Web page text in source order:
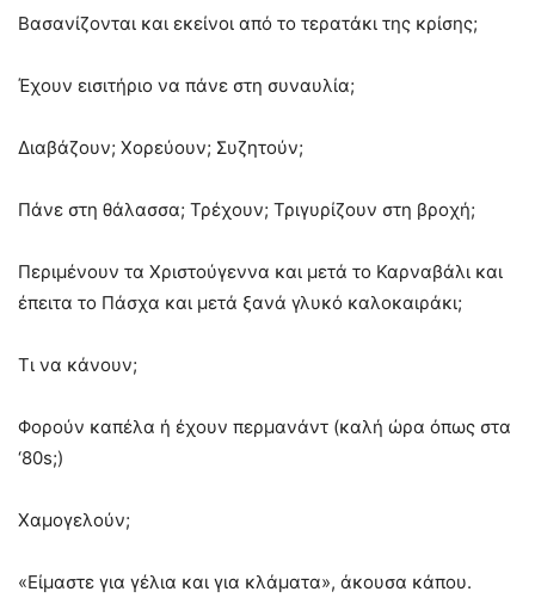
Βασανίζονται και εκείνοι από το τερατάκι της κρίσης;
Έχουν εισιτήριο να πάνε στη συναυλία;
Διαβάζουν; Χορεύουν; Συζητούν;
Πάνε στη θάλασσα; Τρέχουν; Τριγυρίζουν στη βροχή;
Περιμένουν τα Χριστούγεννα και μετά το Καρναβάλι και
έπειτα το Πάσχα και μετά ξανά γλυκό καλοκαιράκι;
Τι να κάνουν;
Φορούν καπέλα ή έχουν περμανάντ (καλή ώρα όπως στα
‘80s;)
Χαμογελούν;
«Είμαστε για γέλια και για κλάματα», άκουσα κάπου.